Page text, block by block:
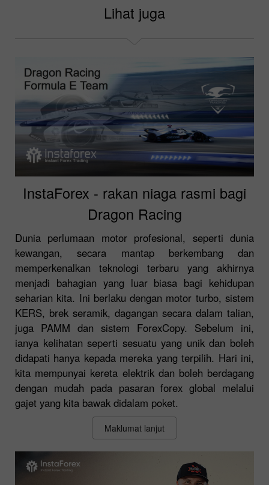
Lihat juga
InstaForex - rakan niaga rasmi bagi
Dragon Racing
Dunia perlumaan motor profesional, seperti dunia
kewangan, secara mantap berkembang dan
memperkenalkan teknologi terbaru yang akhirnya
menjadi bahagian yang luar biasa bagi kehidupan
seharian kita. Ini berlaku dengan motor turbo, sistem
KERS, brek seramik, dagangan secara dalam talian,
juga PAMM dan sistem ForexCopy. Sebelum ini,
ianya kelihatan seperti sesuatu yang unik dan boleh
didapati hanya kepada mereka yang terpilih. Hari ini,
kita mempunyai kereta elektrik dan boleh berdagang
dengan mudah pada pasaran forex global melalui
gajet yang kita bawak didalam poket.
Maklumat lanjut